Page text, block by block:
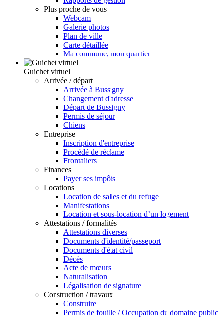
Plus proche de vous
Webcam
Galerie photos
Plan de ville
Carte détaillée
Ma commune, mon quartier
Guichet virtuel
Arrivée / départ
Arrivée à Bussigny
Changement d'adresse
Départ de Bussigny
Permis de séjour
Chiens
Entreprise
Inscription d'entreprise
Procédé de réclame
Frontaliers
Finances
Payer ses impôts
Locations
Location de salles et du refuge
Manifestations
Location et sous-location d’un logement
Attestations / formalités
Attestations diverses
Documents d'identité/passeport
Documents d'état civil
Décès
Acte de mœurs
Naturalisation
Légalisation de signature
Construction / travaux
Construire
Permis de fouille / Occupation du domaine public